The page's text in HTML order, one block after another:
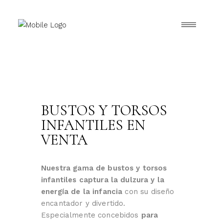
BUSTOS Y TORSOS
INFANTILES EN
VENTA
Nuestra gama de bustos y torsos
infantiles captura la dulzura y la
energía de la infancia con su diseño
encantador y divertido.
Especialmente concebidos para